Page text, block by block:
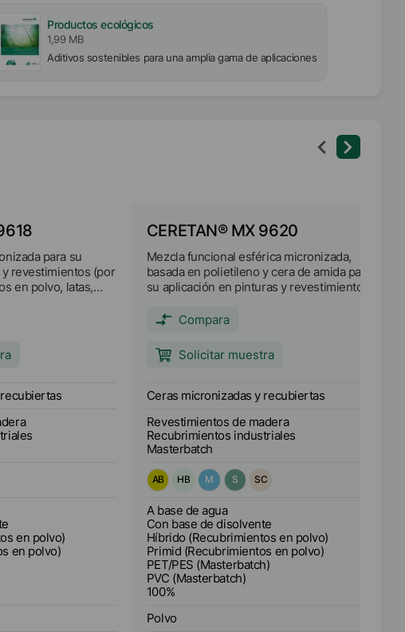
Productos ecológicos
1,99 MB
Aditivos sostenibles para una amplia gama de aplicaciones
para su
revestimientos (por
en polvo, latas,
principales:
Buen mateado
propiedades
las marcas
en polvo)
en polvo)
CERETAN® MX 9620
Mezcla funcional esférica micronizada,
basada en polietileno y cera de amida para
su aplicación en pinturas y revestimientos
en polvo) y masterbatch.
Compara
Solicitar muestra
Ceras micronizadas y recubiertas
Revestimientos de madera
Recubrimientos industriales
Masterbatch
AB HB M S SC
A base de agua
Con base de disolvente
Híbrido (Recubrimientos en polvo)
Primid (Recubrimientos en polvo)
PET/PES (Masterbatch)
PVC (Masterbatch)
100%
Polvo